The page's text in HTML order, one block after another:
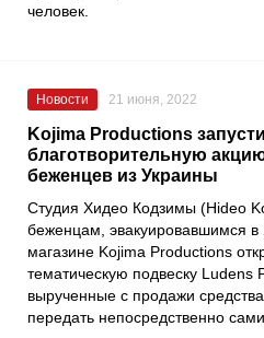
человек.
Новости 21 июня, 2022
Kojima Productions
благотворительную
беженцев из Украины
Студия Хидео Кодзимы (Hideo
беженцам, эвакуировавшимся
магазине Kojima Productions
тематическую подвеску Ludens
вырученные с продажи
передать непосредственно